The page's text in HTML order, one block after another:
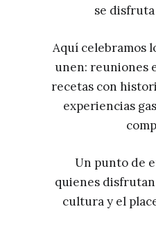
se disfruta
Aquí celebramos
unen: reuniones
recetas con
experiencias
Un punto de
quienes
cultura y el